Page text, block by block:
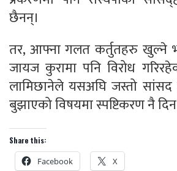
छैनन्।
तर, आफ्‍ना गलत कर्तुतहरु खुल्‍ने
जायज कुरामा पनि विरोध
लामिछानेले यसअघि जस्तो सांसद
बुझाएको विषयमा स्पष्टिकरण नै
Share this:
Facebook X